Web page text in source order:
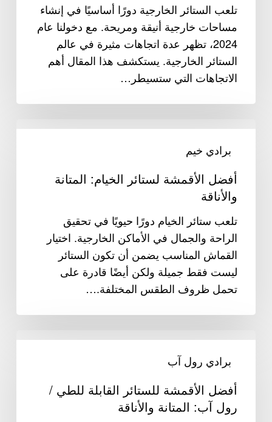
2024
تلعب الستائر الخارجية دورًا أساسيًا في إنشاء
مساحات خارجية أنيقة ومريحة. مع دخولنا عام
2024، تظهر عدة اتجاهات مثيرة في عالم
الستائر الخارجية. يستكشف هذا المقال أهم
الاتجاهات التي ستسيطر…
أفضل
الأقمشة
لستائر
الخيام:
المتانة
برادي خيم
أفضل الأقمشة لستائر الخيام: المتانة
والأناقة
تلعب ستائر الخيام دورًا حيويًا في تحقيق
الراحة والجمال في الأماكن الخارجية. اختيار
القماش المناسب يضمن أن تكون الستائر
ليست فقط جميلة ولكن أيضًا قادرة على
تحمل ظروف الطقس المختلفة.…
أفضل
الأقمشة
للستائر
القابلة
للطي
برادي رول آب
أفضل الأقمشة للستائر القابلة للطي /
رول آب: المتانة والأناقة